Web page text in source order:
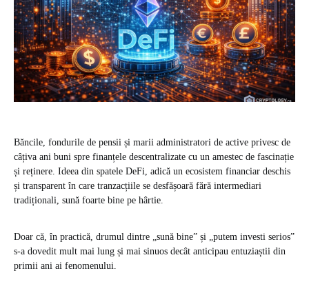
Băncile, fondurile de pensii și marii administratori de active privesc de
câțiva ani buni spre finanțele descentralizate cu un amestec de fascinație
și reținere. Ideea din spatele DeFi, adică un ecosistem financiar deschis
și transparent în care tranzacțiile se desfășoară fără intermediari
tradiționali, sună foarte bine pe hârtie.
Doar că, în practică, drumul dintre „sună bine” și „putem investi serios”
s-a dovedit mult mai lung și mai sinuos decât anticipau entuziaștii din
primii ani ai fenomenului.